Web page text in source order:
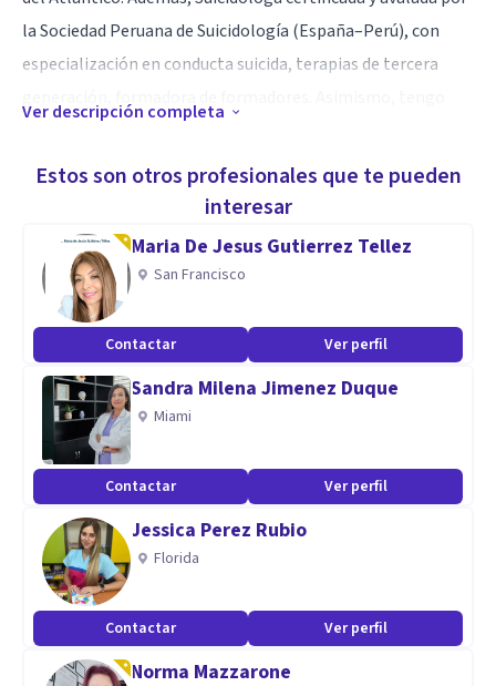
la Sociedad Peruana de Suicidología (España–Perú), con
especialización en conducta suicida, terapias de tercera
clínicos, así como en el abordaje del duelo y los trastornos
de ansiedad, entre otros estudios complementarios.
Doy acompañamiento psicológico tanto a los adolescentes
como a los adultos, Enfocándome que los procesos
terapéuticos ayudan de manera integral al bienestar
psicológico, emocional y conductual de las personas.
Especialidad
Entre las principales áreas de intervención que abordo
como especialista están: Ideación suicida, cutting, duelos
con herramientas tanatológicas, resiliencia, ansiedad,
estrés, depresión, autoestima, cuidado y autocuidado entre
otras áreas.
Aptitudes
Ver descripción completa
Estos son otros profesionales que te pueden
interesar
Maria De Jesus Gutierrez Tellez
San Francisco
Contactar Ver perfil
Sandra Milena Jimenez Duque
Miami
Contactar Ver perfil
Jessica Perez Rubio
Florida
Contactar Ver perfil
Norma Mazzarone